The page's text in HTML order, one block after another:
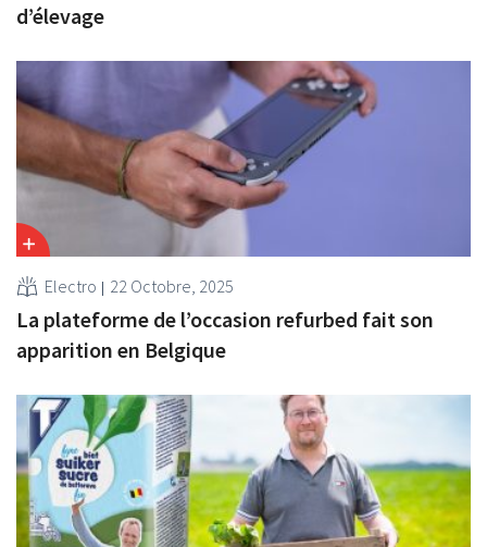
d’élevage
Electro 22 Octobre, 2025
La plateforme de l’occasion refurbed fait son
apparition en Belgique